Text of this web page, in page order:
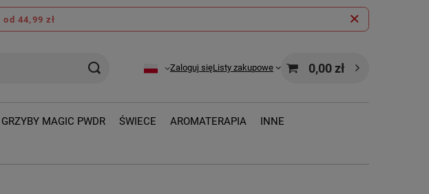
od 44,99 zł
Zaloguj sięListy zakupowe 0,00 zł
GRZYBY MAGIC PWDR ŚWIECE AROMATERAPIA INNE